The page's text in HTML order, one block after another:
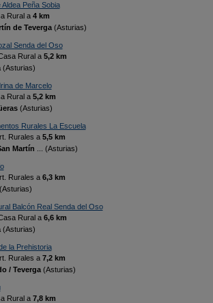
Aldea Peña Sobia
Rural a 4 km
de Teverga(Asturias)
Senda del Oso
Rural a 5,2 km
(Asturias)
de Marcelo
Rural a 5,2 km
(Asturias)
Rurales La Escuela
Rurales a 5,5 km
Martín
... (Asturias)
Rurales a 6,3 km
Balcón Real Senda del Oso
Rural a 6,6 km
(Asturias)
la Prehistoria
Rurales a 7,2 km
/ Teverga(Asturias)
Rural a 7,8 km